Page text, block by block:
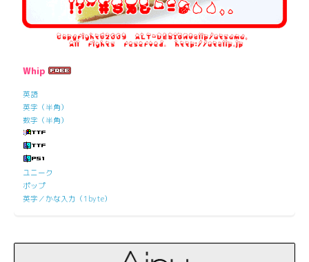
Whip
英語
英字（半角）
数字（半角）
ユニーク
ポップ
英字／かな入力（1byte）